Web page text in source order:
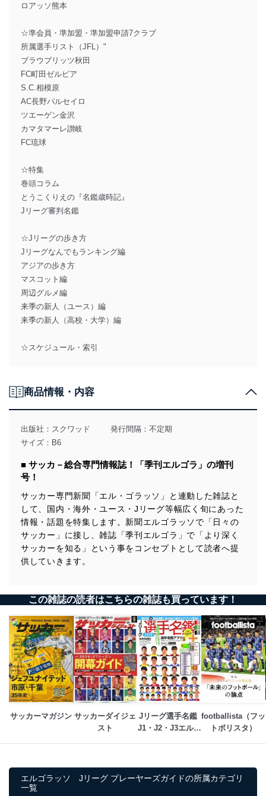
ロアッソ熊本
☆準会員・準加盟・準加盟申請7クラブ
所属選手リスト（JFL）"
ブラウブリッツ秋田
FC町田ゼルビア
S.C.相模原
AC長野パルセイロ
ツエーゲン金沢
カマタマーレ讃岐
FC琉球
☆特集
巻頭コラム
とうこくりえの『名鑑歳時記』
Jリーグ審判名鑑
☆Jリーグの歩き方
Jリーグなんでもランキング編
アジアの歩き方
マスコット編
周辺グルメ編
来季の新人（ユース）編
来季の新人（高校・大学）編
☆スケジュール・索引
商品情報・内容
出版社： スクワッド
発行間隔：不定期
サイズ：B6
■ サッカ－総合専門情報誌！「季刊エルゴラ」の増刊
号！
サッカー専門新聞「エル・ゴラッソ」と連動した雑誌と
して、国内・海外・ユース・Jリーグ等幅広く旬にあった
情報・話題を特集します。新聞エルゴラッソで「日々の
サッカー」に接し、雑誌「季刊エルゴラ」で「より深く
サッカーを知る」という事をコンセプトとして読者へ提
供していきます。
この雑誌の読者はこちらの雑誌も買っています！
サッカーマガジン サッカーダイジェ
スト
Jリーグ選手名鑑
J1・J2・J3エルゴ
footballista（フッ
トボリスタ）
エルゴラッソ Jリーグ プレーヤーズガイドの所属カテゴリ
一覧